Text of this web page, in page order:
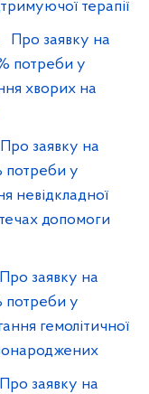
терапії
Про заявку на
потреби у
хворих на
заявку на
потреби у
невідкладної
допомоги
заявку на
потреби у
гемолітичної
заявку на